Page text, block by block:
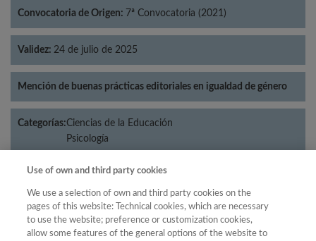
Convocatoria de Origen: 7ª Convocatoria (2021)
Validez: 24 de julio de 2025
Mención de buenas prácticas editoriales en igualdad de género
Categorías:Ciencias de la Educación
Psicología
Año Filtrar
Use of own and third party cookies
We use a selection of own and third party cookies on the
pages of this website: Technical cookies, which are necessary
to use the website; preference or customization cookies,
allow some features of the general options of the website to